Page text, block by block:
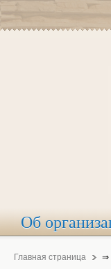
Об
Главная страница ⇒